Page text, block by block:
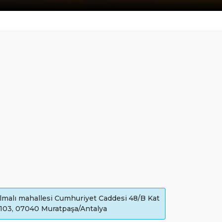
mahallesi Cumhuriyet Caddesi 48/B Kat
07040 Muratpaşa/Antalya